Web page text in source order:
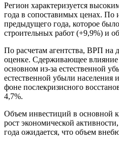
Регион характеризуется
года в сопоставимых ценах. По
предыдущего года, которое
строительных работ (+9,9%) и
По расчетам агентства, ВРП на
оценке. Сдерживающее влияние
основном из-за естественной
естественной убыли населения
фоне послекризисного
4,7%.
Объем инвестиций в основной
рост экономической
года ожидается, что объем